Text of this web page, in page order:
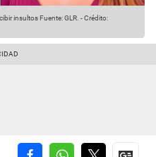
insultosFuente: GLR. -Crédito: